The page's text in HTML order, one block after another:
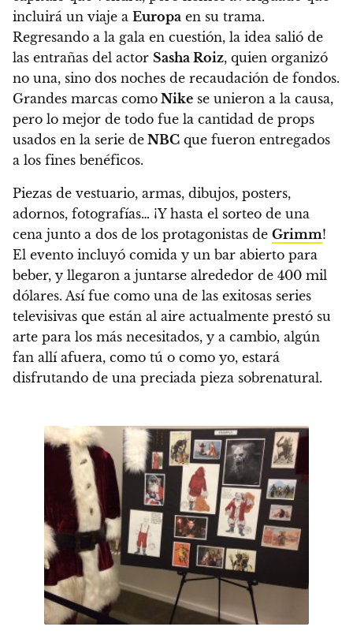
incluirá un viaje a Europa en su trama.
Regresando a la gala en cuestión, la idea salió de
las entrañas del actor Sasha Roiz, quien organizó
no una, sino dos noches de recaudación de fondos.
Grandes marcas como Nike se unieron a la causa,
pero lo mejor de todo fue la cantidad de props
usados en la serie de NBC que fueron entregados
a los fines benéficos.
Piezas de vestuario, armas, dibujos, posters,
adornos, fotografías… ¡Y hasta el sorteo de una
cena junto a dos de los protagonistas de Grimm!
El evento incluyó comida y un bar abierto para
beber, y llegaron a juntarse alrededor de 400 mil
dólares. Así fue como una de las exitosas series
televisivas que están al aire actualmente prestó su
arte para los más necesitados, y a cambio, algún
fan allí afuera, como tú o como yo, estará
disfrutando de una preciada pieza sobrenatural.